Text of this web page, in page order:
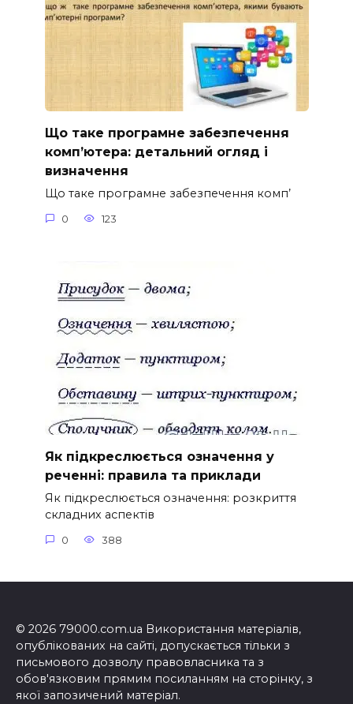
Що таке програмне забезпечення
комп’ютера: детальний огляд і
визначення
Що таке програмне забезпечення комп’
0 123
Як підкреслюється означення у
реченні: правила та приклади
Як підкреслюється означення: розкриття
складних аспектів
0 388
© 2026 79000.com.ua Використання матеріалів,
опублікованих на сайті, допускається тільки з
письмового дозволу правовласника та з
обов'язковим прямим посиланням на сторінку, з
якої запозичений матеріал.